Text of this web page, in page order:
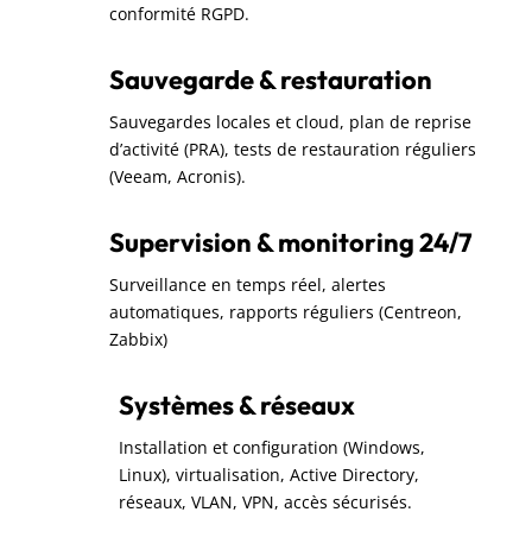
conformité RGPD.
Sauvegarde & restauration
Sauvegardes locales et cloud, plan de reprise
d’activité (PRA), tests de restauration réguliers
(Veeam, Acronis).
Supervision & monitoring 24/7
Surveillance en temps réel, alertes
automatiques, rapports réguliers (Centreon,
Zabbix)
Systèmes & réseaux
Installation et configuration (Windows,
Linux), virtualisation, Active Directory,
réseaux, VLAN, VPN, accès sécurisés.